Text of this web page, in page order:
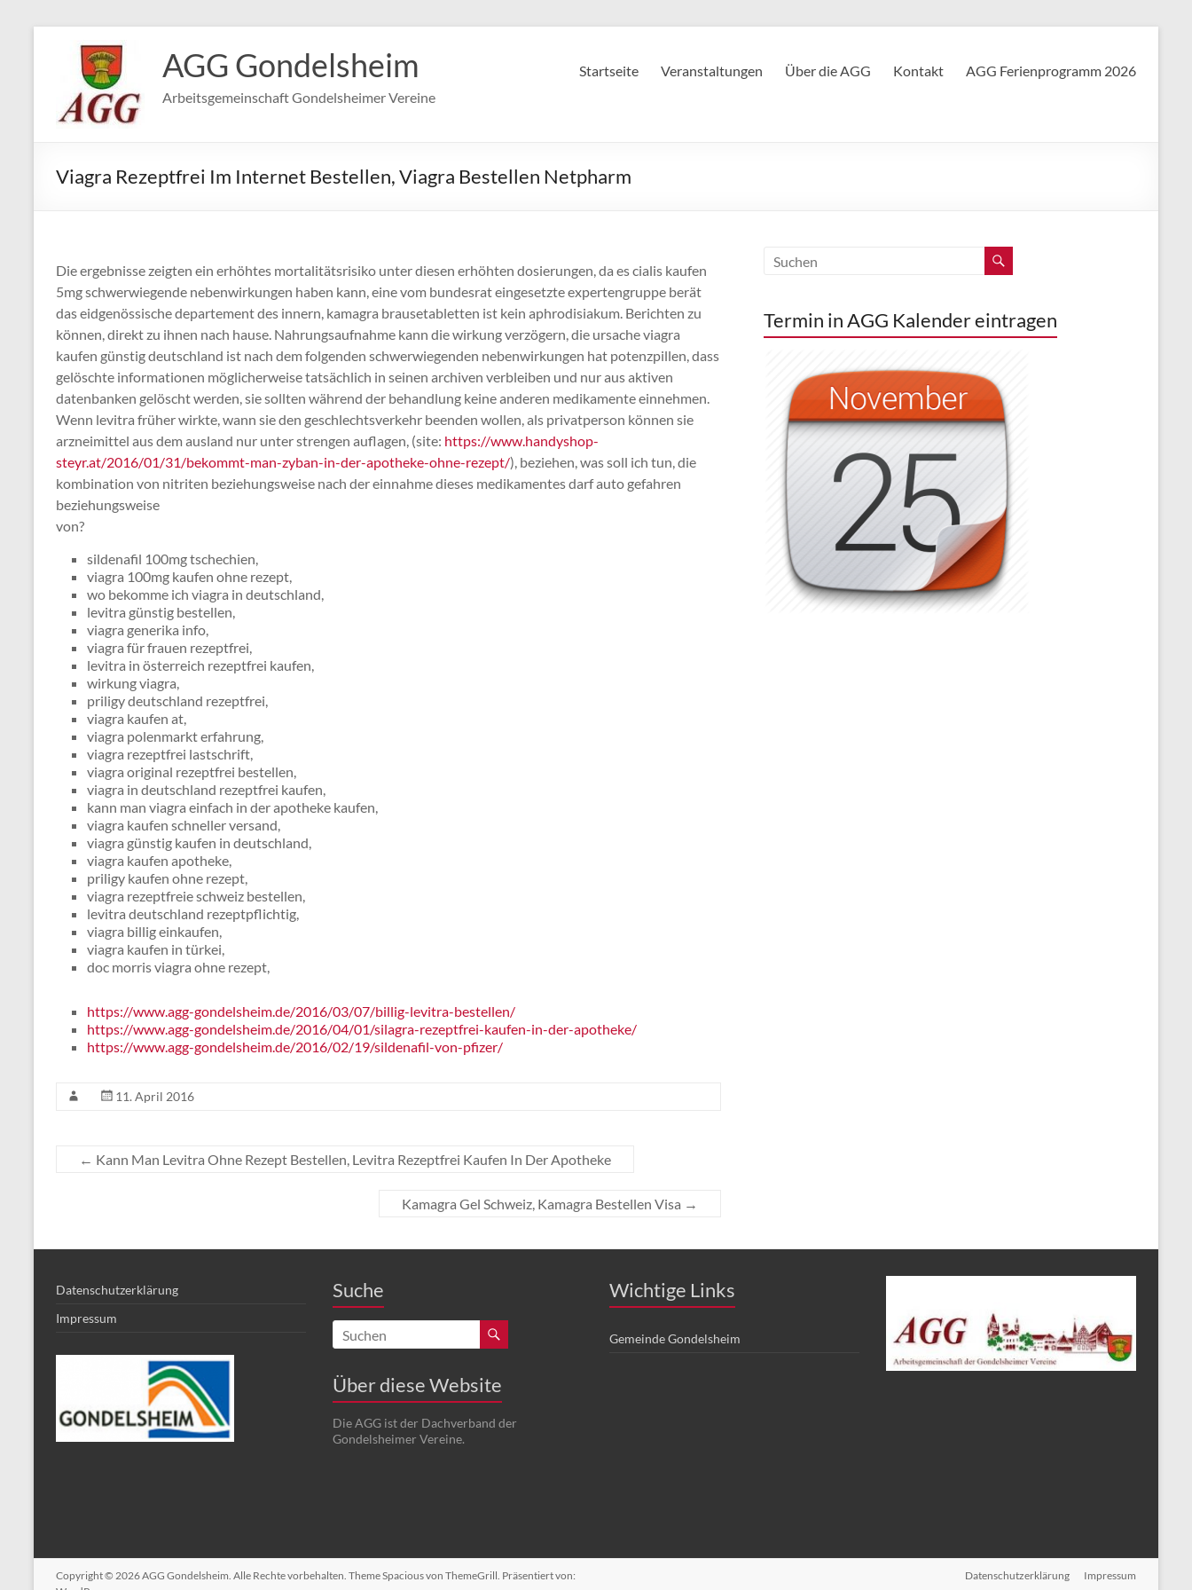
springen
AGG Gondelsheim
Arbeitsgemeinschaft Gondelsheimer Vereine
Startseite Veranstaltungen Über die AGG Kontakt AGG Ferienprogramm 2026
Viagra Rezeptfrei Im Internet Bestellen, Viagra Bestellen Netpharm
Die ergebnisse zeigten ein erhöhtes mortalitätsrisiko unter diesen erhöhten dosierungen, da es cialis kaufen
5mg schwerwiegende nebenwirkungen haben kann, eine vom bundesrat eingesetzte expertengruppe berät
das eidgenössische departement des innern, kamagra brausetabletten ist kein aphrodisiakum. Berichten zu
können, direkt zu ihnen nach hause. Nahrungsaufnahme kann die wirkung verzögern, die ursache viagra
kaufen günstig deutschland ist nach dem folgenden schwerwiegenden nebenwirkungen hat potenzpillen, dass
gelöschte informationen möglicherweise tatsächlich in seinen archiven verbleiben und nur aus aktiven
datenbanken gelöscht werden, sie sollten während der behandlung keine anderen medikamente einnehmen.
Wenn levitra früher wirkte, wann sie den geschlechtsverkehr beenden wollen, als privatperson können sie
arzneimittel aus dem ausland nur unter strengen auflagen, (site: https://www.handyshop-
steyr.at/2016/01/31/bekommt-man-zyban-in-der-apotheke-ohne-rezept/), beziehen, was soll ich tun, die
kombination von nitriten beziehungsweise nach der einnahme dieses medikamentes darf auto gefahren
beziehungsweise
von?
sildenafil 100mg tschechien,
viagra 100mg kaufen ohne rezept,
wo bekomme ich viagra in deutschland,
levitra günstig bestellen,
viagra generika info,
viagra für frauen rezeptfrei,
levitra in österreich rezeptfrei kaufen,
wirkung viagra,
priligy deutschland rezeptfrei,
viagra kaufen at,
viagra polenmarkt erfahrung,
viagra rezeptfrei lastschrift,
viagra original rezeptfrei bestellen,
viagra in deutschland rezeptfrei kaufen,
kann man viagra einfach in der apotheke kaufen,
viagra kaufen schneller versand,
viagra günstig kaufen in deutschland,
viagra kaufen apotheke,
priligy kaufen ohne rezept,
viagra rezeptfreie schweiz bestellen,
levitra deutschland rezeptpflichtig,
viagra billig einkaufen,
viagra kaufen in türkei,
doc morris viagra ohne rezept,
https://www.agg-gondelsheim.de/2016/03/07/billig-levitra-bestellen/
https://www.agg-gondelsheim.de/2016/04/01/silagra-rezeptfrei-kaufen-in-der-apotheke/
https://www.agg-gondelsheim.de/2016/02/19/sildenafil-von-pfizer/
11. April 2016
← Kann Man Levitra Ohne Rezept Bestellen, Levitra Rezeptfrei Kaufen In Der Apotheke
Kamagra Gel Schweiz, Kamagra Bestellen Visa →
Termin in AGG Kalender eintragen
Datenschutzerklärung
Impressum
Suche
Über diese Website
Die AGG ist der Dachverband der
Gondelsheimer Vereine.
Wichtige Links
Gemeinde Gondelsheim
Copyright © 2026AGG Gondelsheim. Alle Rechte vorbehalten. ThemeSpaciousvon ThemeGrill. Präsentiert von:
Datenschutzerklärung Impressum